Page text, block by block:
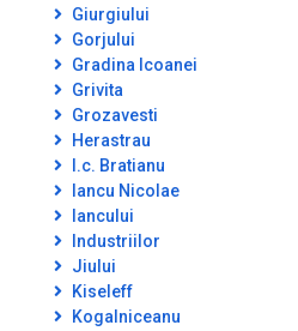
Giurgiului
Gorjului
Gradina Icoanei
Grivita
Grozavesti
Herastrau
I.c. Bratianu
Iancu Nicolae
Iancului
Industriilor
Jiului
Kiseleff
Kogalniceanu